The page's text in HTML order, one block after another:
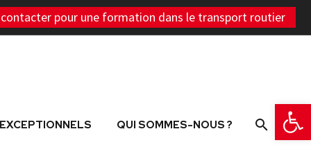
Ouvrir
contacter pour une formation dans le transport routier
QUI SOMMES-NOUS ?
4
0